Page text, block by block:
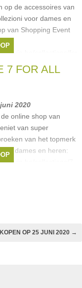
op de accessoires van
voor dames en
van Shopping Event
collections/ferre
7 FOR ALL
2020
online shop van
van super
van het topmerk
dames en heren:
collections/7-
OP 25 JUNI 2020 →